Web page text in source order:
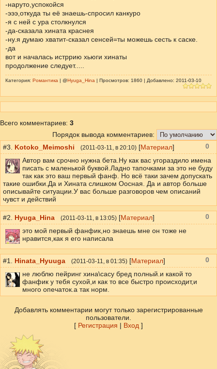
-наруто,успокойся
-эээ,откуда ты её знаешь-спросил канкуро
-я с ней с ура столкнулся
-да-сказала хината краснея
-ну.я думаю хватит-сказал сенсей=ты можешь сесть к саске.
-да
вот и началась истррию хьюги хинаты
продолжение следует.....
Категория: Романтика | @Hyuga_Hina | Просмотров: 1860 | Добавлено: 2011-03-10
Всего комментариев: 3
Порядок вывода комментариев:
#3. Kotoko_Meimoshi (2011-03-11 , в 20:10) [Материал]
Автор вам срочно нужна бета.Ну как вас угораздило имена
писать с маленькой буквой.Ладно тапочками за это не буду
так как это ваш первый фанф. Но всё таки зачем допускать
такие ошибки.Да и Хината слишком Оосная. Да и автор больше
описывайте ситуации.У вас больше разговоров чем описаний
чувст и действий
0
#2. Hyuga_Hina (2011-03-11 , в 13:05) [Материал]
это мой первый фанфик,но знаешь мне он тоже не
нравится,как я его написала
0
#1. Hinata_Hyuuga (2011-03-11 , в 01:35) [Материал]
не люблю пейринг хина\сасу бред полный.и какой то
фанфик у тебя сухой,и как то все быстро происходит,и
много опечаток.а так норм.
0
Добавлять комментарии могут только зарегистрированные
пользователи.
[ Регистрация | Вход ]